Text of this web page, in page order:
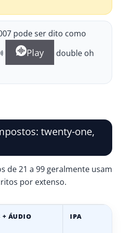
pode ser dito como
Play
double oh
twenty-one,
de 21 a 99 geralmente usam
por extenso.
+ ÁUDIO IPA